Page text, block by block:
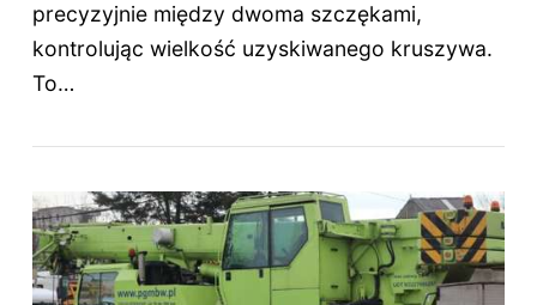
precyzyjnie między dwoma szczękami,
kontrolując wielkość uzyskiwanego kruszywa.
To…